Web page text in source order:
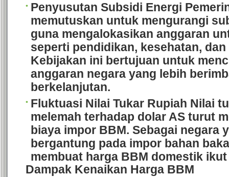
Penyusutan Subsidi Energi
memutuskan untuk mengurangi
guna mengalokasikan anggaran
seperti pendidikan, kesehatan,
Kebijakan ini bertujuan untuk
anggaran negara yang lebih
berkelanjutan.
Fluktuasi Nilai Tukar Rupiah Nilai
melemah terhadap dolar AS turut
biaya impor BBM. Sebagai negara
bergantung pada impor bahan
membuat harga BBM domestik
Dampak Kenaikan Harga BBM